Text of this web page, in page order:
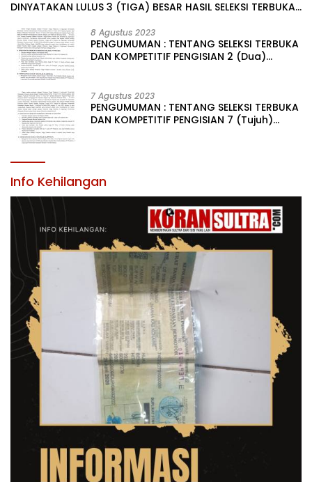
DINYATAKAN LULUS 3 (TIGA) BESAR HASIL SELEKSI TERBUKA
LINGKUNGAN PEMERINTAH DAERAH KABUPATEN KONAWE
8 Agustus 2023
PENGUMUMAN : TENTANG SELEKSI TERBUKA
DAN KOMPETITIF PENGISIAN 2 (Dua)
KABUPATEN KONAWE
7 Agustus 2023
PENGUMUMAN : TENTANG SELEKSI TERBUKA
DAN KOMPETITIF PENGISIAN 7 (Tujuh)
Info Kehilangan